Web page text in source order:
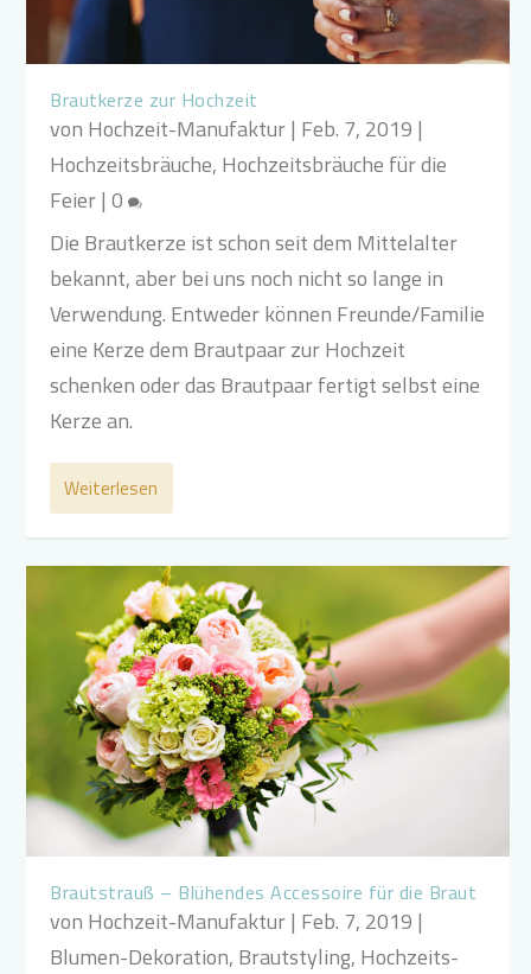
Brautkerze zur Hochzeit
von Hochzeit-Manufaktur| Feb. 7, 2019 |
Hochzeitsbräuche, Hochzeitsbräuche für die
Feier|0
Die Brautkerze ist schon seit dem Mittelalter
bekannt, aber bei uns noch nicht so lange in
Verwendung. Entweder können Freunde/Familie
eine Kerze dem Brautpaar zur Hochzeit
schenken oder das Brautpaar fertigt selbst eine
Kerze an.
Weiterlesen
Brautstrauß – Blühendes Accessoire für die Braut
von Hochzeit-Manufaktur| Feb. 7, 2019 |
Blumen-Dekoration, Brautstyling, Hochzeits-